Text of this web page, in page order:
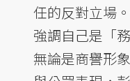
任的反對立場
強調自己是「
無論是商譽形